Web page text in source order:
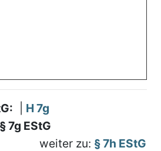
H 7g
7g EStG
weiter zu: § 7h EStG